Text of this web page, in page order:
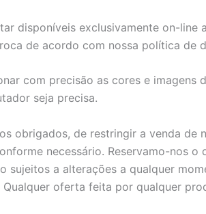
disponíveis exclusivamente on-
de acordo com nossa política de
com precisão as cores e
seja precisa.
obrigados, de restringir a venda
necessário. Reservamo-nos
sujeitos a alterações a qualquer
oferta feita por qualquer